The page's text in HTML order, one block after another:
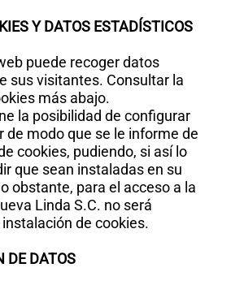
Y DATOS ESTADÍSTICOS
puede recoger datos
sus visitantes. Consultar la
más abajo.
la posibilidad de configurar
de modo que se le informe de
cookies, pudiendo, si así lo
que sean instaladas en su
obstante, para el acceso a la
Linda S.C. no será
de cookies.
DE DATOS